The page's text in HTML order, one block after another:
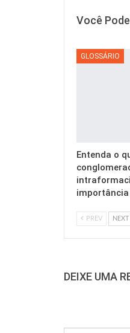
Você
GLOSSÁRIO
Entenda o
PREV NEXT
DEIXE UMA